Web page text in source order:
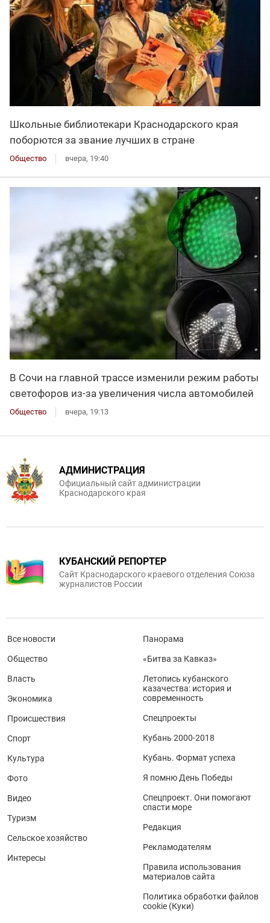
Школьные библиотекари Краснодарского края
поборются за звание лучших в стране
Общество вчера, 19:40
В Сочи на главной трассе изменили режим работы
светофоров из-за увеличения числа автомобилей
Общество вчера, 19:13
АДМИНИСТРАЦИЯ
Официальный сайт администрации
Краснодарского края
КУБАНСКИЙ РЕПОРТЕР
Сайт Краснодарского краевого отделения Союза
журналистов России
Все новости
Общество
Власть
Экономика
Происшествия
Спорт
Культура
Фото
Видео
Туризм
Сельское хозяйство
Интересы
Панорама
«Битва за Кавказ»
Летопись кубанского
казачества: история и
современность
Спецпроекты
Кубань 2000-2018
Кубань. Формат успеха
Я помню День Победы
Спецпроект. Они помогают
спасти море
Редакция
Рекламодателям
Правила использования
материалов сайта
Политика обработки файлов
cookie (Куки)